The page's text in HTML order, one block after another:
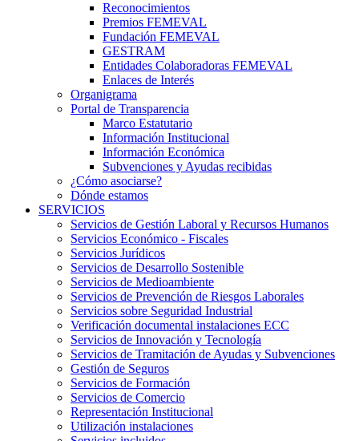
Reconocimientos
Premios FEMEVAL
Fundación FEMEVAL
GESTRAM
Entidades Colaboradoras FEMEVAL
Enlaces de Interés
Organigrama
Portal de Transparencia
Marco Estatutario
Información Institucional
Información Económica
Subvenciones y Ayudas recibidas
¿Cómo asociarse?
Dónde estamos
SERVICIOS
Servicios de Gestión Laboral y Recursos Humanos
Servicios Económico - Fiscales
Servicios Jurídicos
Servicios de Desarrollo Sostenible
Servicios de Medioambiente
Servicios de Prevención de Riesgos Laborales
Servicios sobre Seguridad Industrial
Verificación documental instalaciones ECC
Servicios de Innovación y Tecnología
Servicios de Tramitación de Ayudas y Subvenciones
Gestión de Seguros
Servicios de Formación
Servicios de Comercio
Representación Institucional
Utilización instalaciones